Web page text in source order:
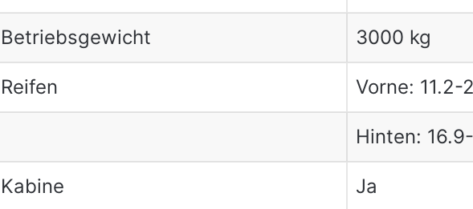
Betriebsgewicht 3000 kg
Reifen Vorne: 11.2-
Hinten:
Kabine Ja